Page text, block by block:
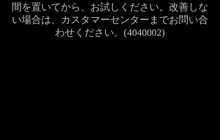
間を置いてから、お試しください。改善しな
い場合は、カスタマーセンターまでお問い合
わせください。(4040002)